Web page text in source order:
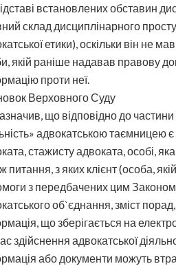
встановлених обставин
склад дисциплінарного
етики), оскільки він не
якій раніше надавав правову
проти неї.
Верховного Суду
що відповідно до
адвокатською таємницею
стажисту адвоката, особі,
питання, з яких клієнт (особа,
з передбачених цим Законом
об`єднання, зміст
що зберігається на
здійснення адвокатської
або документи можуть